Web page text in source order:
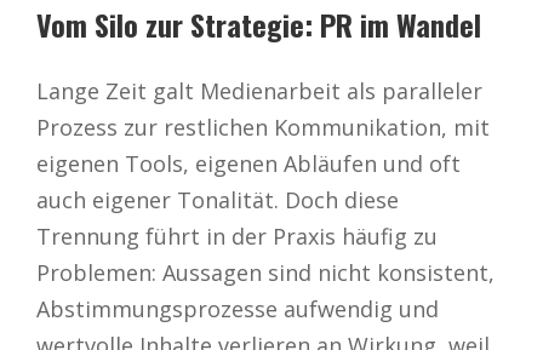
Vom Silo zur Strategie: PR im Wandel
Lange Zeit galt Medienarbeit als paralleler
Prozess zur restlichen Kommunikation, mit
eigenen Tools, eigenen Abläufen und oft
auch eigener Tonalität. Doch diese
Trennung führt in der Praxis häufig zu
Problemen: Aussagen sind nicht konsistent,
Abstimmungsprozesse aufwendig und